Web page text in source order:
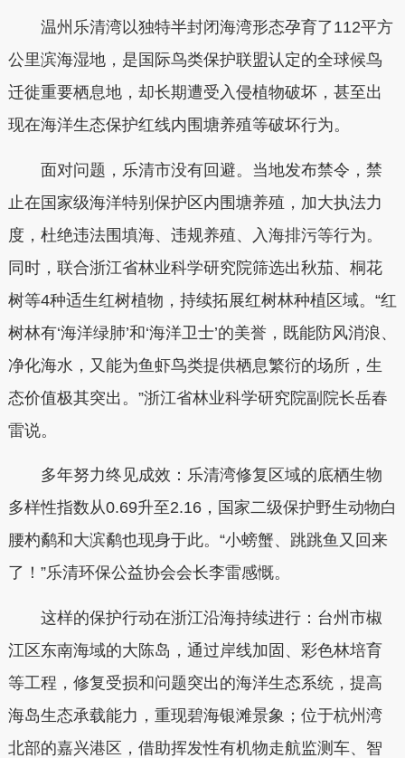
温州乐清湾以独特半封闭海湾形态孕育了112平方
公里滨海湿地，是国际鸟类保护联盟认定的全球候鸟
迁徙重要栖息地，却长期遭受入侵植物破坏，甚至出
现在海洋生态保护红线内围塘养殖等破坏行为。
面对问题，乐清市没有回避。当地发布禁令，禁
止在国家级海洋特别保护区内围塘养殖，加大执法力
度，杜绝违法围填海、违规养殖、入海排污等行为。
同时，联合浙江省林业科学研究院筛选出秋茄、桐花
树等4种适生红树植物，持续拓展红树林种植区域。“红
树林有‘海洋绿肺’和‘海洋卫士’的美誉，既能防风消浪、
净化海水，又能为鱼虾鸟类提供栖息繁衍的场所，生
态价值极其突出。”浙江省林业科学研究院副院长岳春
雷说。
多年努力终见成效：乐清湾修复区域的底栖生物
多样性指数从0.69升至2.16，国家二级保护野生动物白
腰杓鹬和大滨鹬也现身于此。“小螃蟹、跳跳鱼又回来
了！”乐清环保公益协会会长李雷感慨。
这样的保护行动在浙江沿海持续进行：台州市椒
江区东南海域的大陈岛，通过岸线加固、彩色林培育
等工程，修复受损和问题突出的海洋生态系统，提高
海岛生态承载能力，重现碧海银滩景象；位于杭州湾
北部的嘉兴港区，借助挥发性有机物走航监测车、智